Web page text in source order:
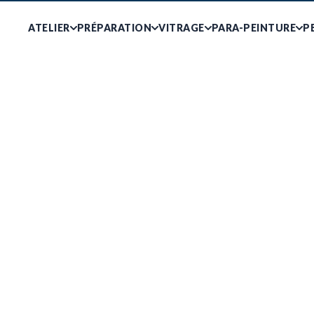
ATELIER PRÉPARATION VITRAGE PARA-PEINTURE